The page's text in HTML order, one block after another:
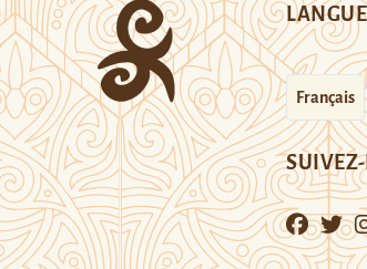
Français